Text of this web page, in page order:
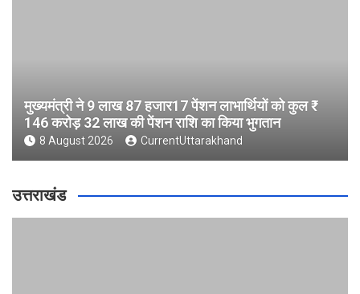
मुख्यमंत्री ने 9 लाख 87 हजार17 पेंशन लाभार्थियों को कुल ₹
146 करोड़ 32 लाख की पेंशन राशि का किया भुगतान
8 August 2026 CurrentUttarakhand
उत्तराखंड